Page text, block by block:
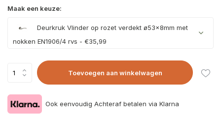
Maak een keuze:
Deurkruk Vlinder op rozet verdekt ø53x8mm met
nokken EN1906/4 rvs - €35,99
Toevoegen aan winkelwagen
Ook eenvoudig Achteraf betalen via Klarna